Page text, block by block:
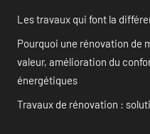
Les travaux qui font la
Pourquoi une rénovation de
valeur, amélioration du
énergétiques
Travaux de rénovation :